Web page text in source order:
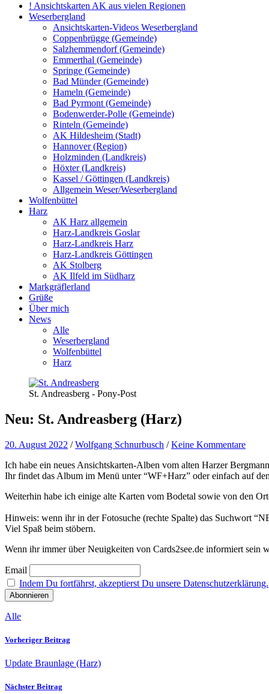
! Ansichtskarten AK aus vielen Regionen
Weserbergland
Ansichtskarten-Videos Weserbergland
Coppenbrügge (Gemeinde)
Salzhemmendorf (Gemeinde)
Emmerthal (Gemeinde)
Springe (Gemeinde)
Bad Münder (Gemeinde)
Hameln (Gemeinde)
Bad Pyrmont (Gemeinde)
Bodenwerder-Polle (Gemeinde)
Rinteln (Gemeinde)
AK Hildesheim (Stadt)
Hannover (Region)
Holzminden (Landkreis)
Höxter (Landkreis)
Kassel / Göttingen (Landkreis)
Allgemein Weser/Weserbergland
Wolfenbüttel
Harz
AK Harz allgemein
Harz-Landkreis Goslar
Harz-Landkreis Harz
Harz-Landkreis Göttingen
AK Stolberg
AK Ilfeld im Südharz
Markgräflerland
Grüße
Über mich
News
Alle
Weserbergland
Wolfenbüttel
Harz
St. Andreasberg - Pony-Post
Neu: St. Andreasberg (Harz)
20. August 2022 /Wolfgang Schnurbusch /Keine Kommentare
Ich habe ein neues Ansichtskarten-Alben vom alten Harzer
Ihr findet das Album im Menü unter “WF+Harz” oder einfach auf
Weiterhin habe ich einige alte Karten vom Bodetal sowie von den
Hinweis: wenn ihr in der Fotosuche (rechte Spalte) das Suchwort
Viel Spaß beim stöbern.
Wenn ihr immer über Neuigkeiten von Cards2see.de informiert sein
Email
Indem Du fortfährst, akzeptierst Du unsere Datenschutzerklärung.
Alle
Vorheriger Beitrag
Update Braunlage (Harz)
Nächster Beitrag